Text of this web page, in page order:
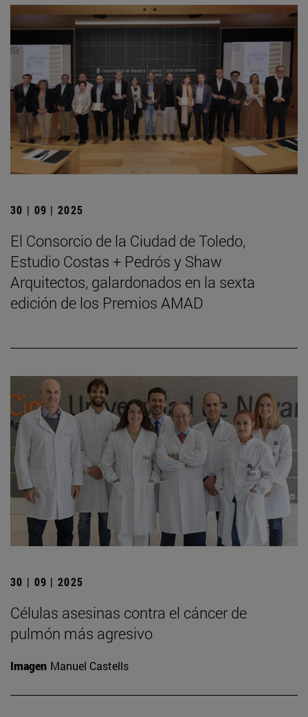
30 | 09 | 2025
El Consorcio de la Ciudad de Toledo,
Estudio Costas + Pedrós y Shaw
Arquitectos, galardonados en la sexta
edición de los Premios AMAD
30 | 09 | 2025
Células asesinas contra el cáncer de
pulmón más agresivo
Imagen Manuel Castells